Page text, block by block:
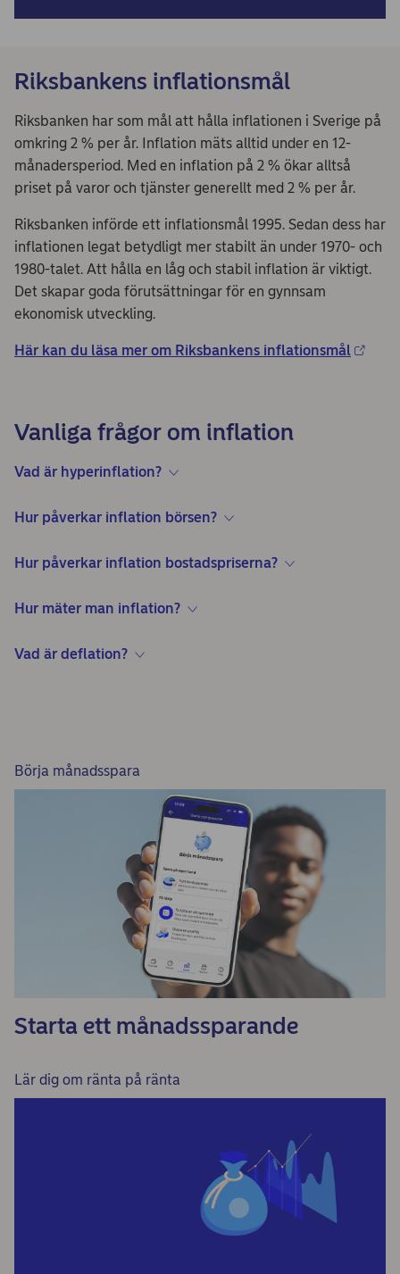
Riksbankens inflationsmål
Riksbanken har som mål att hålla inflationen i Sverige på
omkring 2 % per år. Inflation mäts alltid under en 12-
månadersperiod. Med en inflation på 2 % ökar alltså
priset på varor och tjänster generellt med 2 % per år.
Riksbanken införde ett inflationsmål 1995. Sedan dess har
inflationen legat betydligt mer stabilt än under 1970- och
1980-talet. Att hålla en låg och stabil inflation är viktigt.
Det skapar goda förutsättningar för en gynnsam
ekonomisk utveckling.
Här kan du läsa mer om Riksbankens inflationsmål
Vanliga frågor om inflation
Vad är hyperinflation?
Hur påverkar inflation börsen?
Hur påverkar inflation bostadspriserna?
Hur mäter man inflation?
Vad är deflation?
Börja månadsspara
Starta ett månadssparande
Lär dig om ränta på ränta